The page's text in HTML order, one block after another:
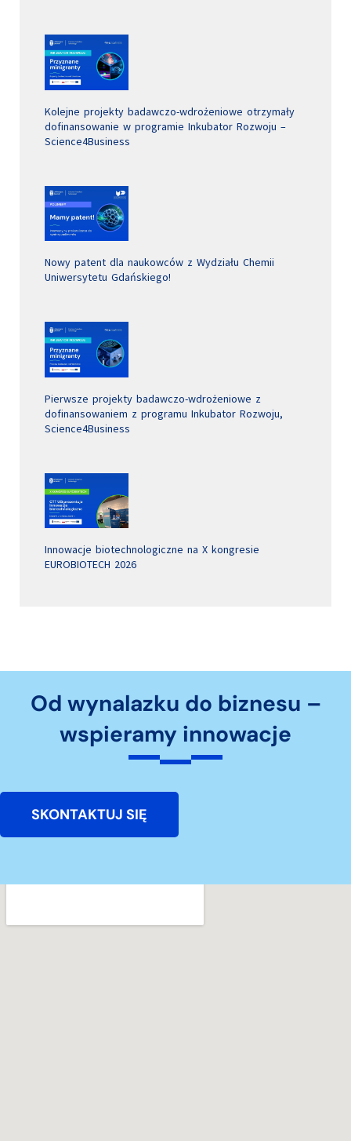
Kolejne projekty badawczo-wdrożeniowe otrzymały
dofinansowanie w programie Inkubator Rozwoju –
Science4Business
Nowy patent dla naukowców z Wydziału Chemii
Uniwersytetu Gdańskiego!
Pierwsze projekty badawczo-wdrożeniowe z
dofinansowaniem z programu Inkubator Rozwoju,
Science4Business
Innowacje biotechnologiczne na X kongresie
EUROBIOTECH 2026
Od wynalazku do biznesu –
wspieramy innowacje
SKONTAKTUJ SIĘ